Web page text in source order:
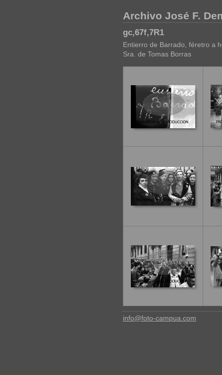
Archivo José F.
gc,67f,7R1
Entierro de Barrado, féretro a
Sra. de Tomas Borras
info@foto-campua.com